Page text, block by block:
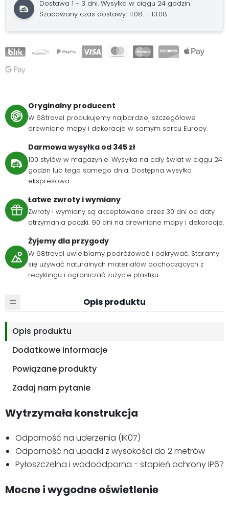
Dostawa 1 - 3 dni. Wysyłka w ciągu 24 godzin.
Szacowany czas dostawy: 11.08. - 13.08.
Oryginalny producent
W 68travel produkujemy najbardziej szczegółowe
drewniane mapy i dekoracje w samym sercu Europy.
Darmowa wysyłka od 345 zł
100 stylów w magazynie. Wysyłka na cały świat w ciągu 24
godzin lub tego samego dnia. Dostępna wysyłka
ekspresowa.
Łatwe zwroty i wymiany
Zwroty i wymiany są akceptowane przez 30 dni od daty
otrzymania paczki. 90 dni na drewniane mapy i dekoracje.
Żyjemy dla przygody
W 68travel uwielbiamy podróżować i odkrywać. Staramy
się używać naturalnych materiałów pochodzących z
recyklingu i ograniczać zużycie plastiku.
Opis produktu
Opis produktu
Dodatkowe informacje
Powiązane produkty
Zadaj nam pytanie
Wytrzymała konstrukcja
Odporność na uderzenia (IK07)
Odporność na upadki z wysokości do 2 metrów
Pyłoszczelna i wodoodporna - stopień ochrony IP67
Mocne i wygodne oświetlenie